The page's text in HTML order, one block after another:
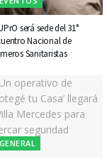
será sede del 31°
Nacional de
Sanitaristas
GENERAL